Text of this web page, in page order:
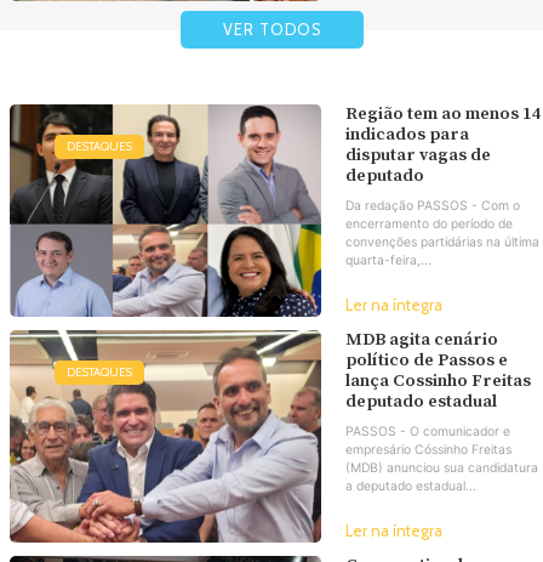
VER TODOS
DESTAQUES
Região tem ao menos 14
indicados para
disputar vagas de
deputado
Da redação PASSOS - Com o
encerramento do período de
convenções partidárias na última
quarta-feira,...
Ler na íntegra
DESTAQUES
MDB agita cenário
político de Passos e
lança Cossinho Freitas
deputado estadual
PASSOS - O comunicador e
empresário Cóssinho Freitas
(MDB) anunciou sua candidatura
a deputado estadual...
Ler na íntegra